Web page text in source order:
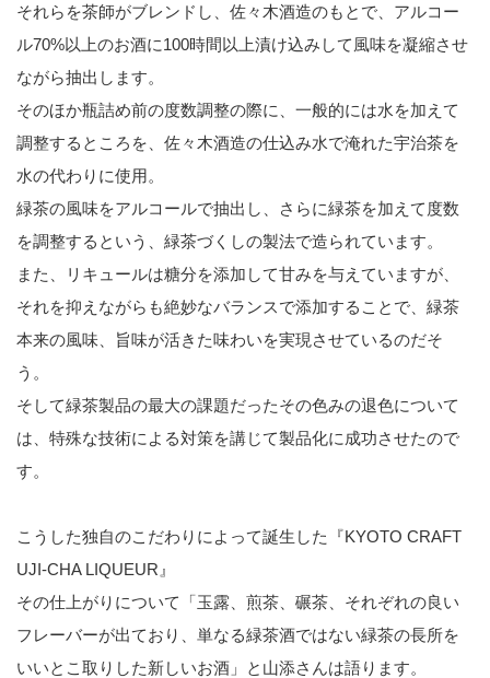
それらを茶師がブレンドし、佐々木酒造のもとで、アルコー
ル70%以上のお酒に100時間以上漬け込みして風味を凝縮させ
ながら抽出します。
そのほか瓶詰め前の度数調整の際に、一般的には水を加えて
調整するところを、佐々木酒造の仕込み水で淹れた宇治茶を
水の代わりに使用。
緑茶の風味をアルコールで抽出し、さらに緑茶を加えて度数
を調整するという、緑茶づくしの製法で造られています。
また、リキュールは糖分を添加して甘みを与えていますが、
それを抑えながらも絶妙なバランスで添加することで、緑茶
本来の風味、旨味が活きた味わいを実現させているのだそ
う。
そして緑茶製品の最大の課題だったその色みの退色について
は、特殊な技術による対策を講じて製品化に成功させたので
す。
こうした独自のこだわりによって誕生した『KYOTO CRAFT
UJI-CHA LIQUEUR』
その仕上がりについて「玉露、煎茶、碾茶、それぞれの良い
フレーバーが出ており、単なる緑茶酒ではない緑茶の長所を
いいとこ取りした新しいお酒」と山添さんは語ります。